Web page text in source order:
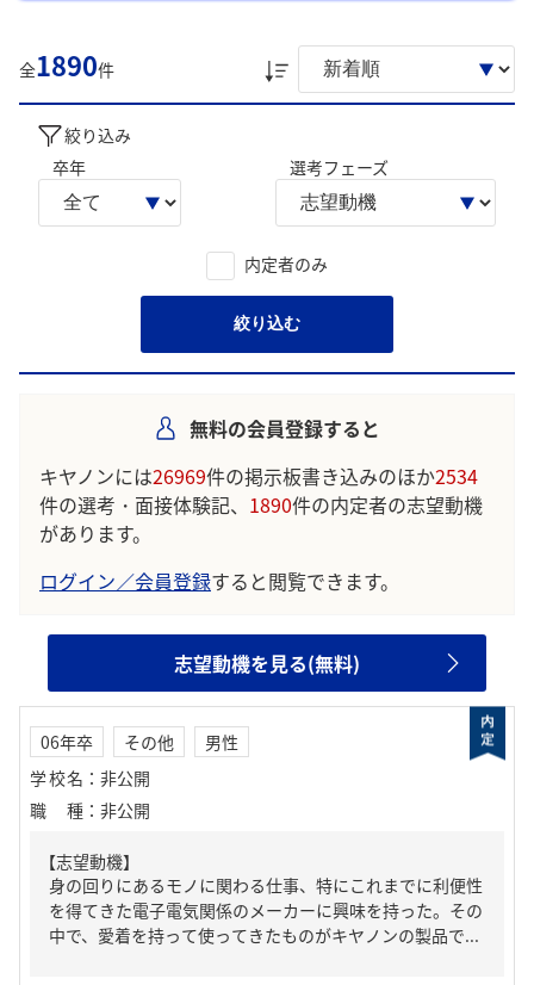
できる点に魅力を感じたこと
理由3
三自の精神に共感し、自発的に挑戦しながら成長できる社風に
強く魅力を感じたことです
学生の声を就職活動の参考にしましょう。
※AIを使用し、過去3年間のユーザー投稿を要約しています。実際
のユーザの投稿は下記の一覧からご確認ください。
全1890件
絞り込み
卒年
選考フェーズ
内定者のみ
絞り込む
無料の会員登録すると
キヤノンには26969件の掲示板書き込みのほか2534
件の選考・面接体験記、 1890件の内定者の志望動機
があります。
ログイン／会員登録すると閲覧できます。
志望動機を見る(無料)
06年卒 その他
男性
学校名 ： 非公開
職種 ： 非公開
【志望動機】
身の回りにあるモノに関わる仕事、特にこれまでに利便性
を得てきた電子電気関係のメーカーに興味を持った。その
中で、愛着を持って使ってきたものがキヤノンの製品で...